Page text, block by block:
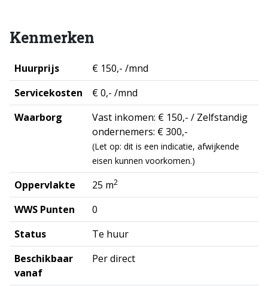
Kenmerken
Huurprijs
€ 150,- /mnd
Servicekosten
€ 0,- /mnd
Waarborg
Vast inkomen: € 150,- / Zelfstandig
ondernemers: € 300,-
(Let op: dit is een indicatie, afwijkende
eisen kunnen voorkomen.)
Oppervlakte 25 m2
WWS Punten
0
Status
Te huur
Beschikbaar
vanaf
Per direct